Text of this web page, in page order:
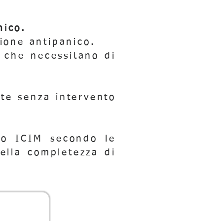
antipanico.
necessitano di
senza intervento
ICIM secondo le
completezza di